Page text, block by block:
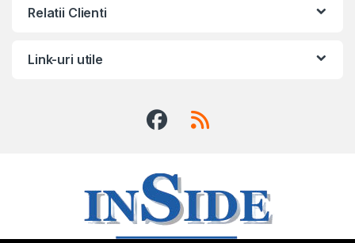
Relatii Clienti
Link-uri utile